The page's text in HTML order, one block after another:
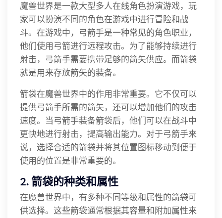
魔兽世界是一款大型多人在线角色扮演游戏，玩
家可以扮演不同的角色在游戏中进行冒险和战
斗。在游戏中，弓箭手是一种常见的角色职业，
他们使用弓箭进行远程攻击。为了能够持续进行
射击，弓箭手需要携带足够的箭矢供应。而箭袋
就是用来存放箭矢的装备。
箭袋在魔兽世界中的作用非常重要。它不仅可以
提供弓箭手所需的箭矢，还可以增加他们的攻击
速度。当弓箭手装备箭袋后，他们可以在战斗中
更快地进行射击，提高输出能力。对于弓箭手来
说，选择合适的箭袋并将其位置图标移动到便于
使用的位置是非常重要的。
2. 箭袋的种类和属性
在魔兽世界中，有多种不同等级和属性的箭袋可
供选择。这些箭袋通常根据其容量和附加属性来